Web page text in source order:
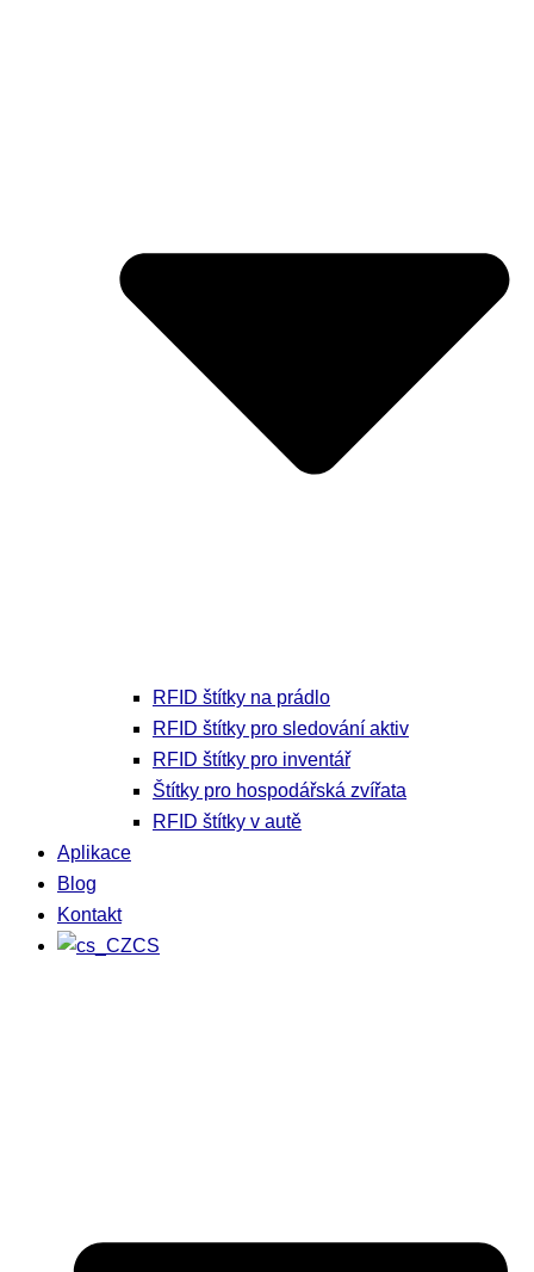
RFID štítky na prádlo
RFID štítky pro sledování aktiv
RFID štítky pro inventář
Štítky pro hospodářská zvířata
RFID štítky v autě
Aplikace
Blog
Kontakt
CS